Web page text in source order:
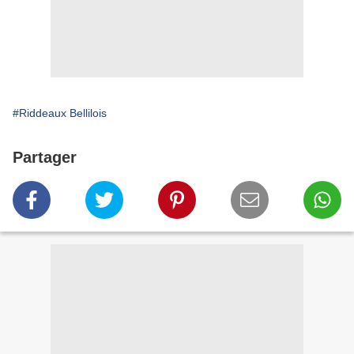
#Riddeaux Bellilois
Partager